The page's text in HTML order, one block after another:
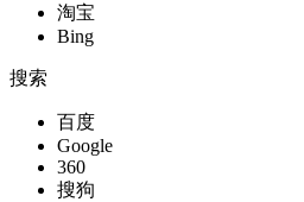
淘宝
Bing
搜索
百度
Google
360
搜狗